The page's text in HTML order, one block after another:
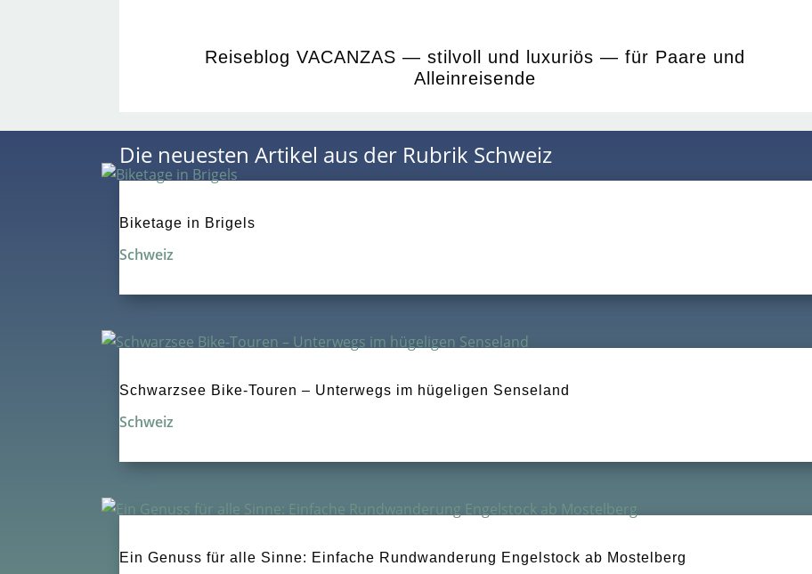
Reiseblog VACANZAS — stilvoll und luxuriös — für Paare und
Alleinreisende
Die neuesten Artikel aus der Rubrik Schweiz
Biketage in Brigels
Schweiz
Schwarzsee Bike-Touren – Unterwegs im hügeligen Senseland
Schweiz
Ein Genuss für alle Sinne: Einfache Rundwanderung Engelstock ab Mostelberg